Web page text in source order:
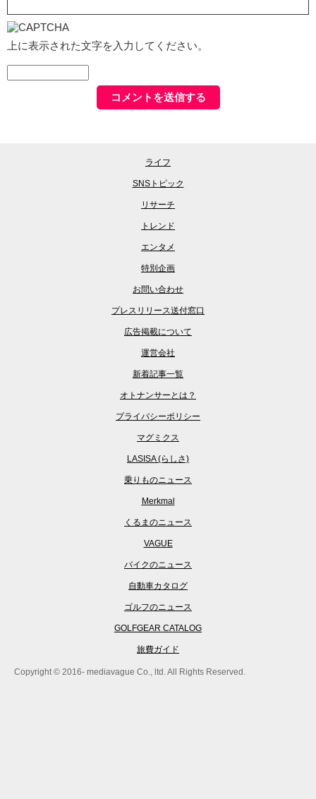
上に表示された文字を入力してください。
ライフ
SNSトピック
リサーチ
トレンド
エンタメ
特別企画
お問い合わせ
プレスリリース送付窓口
広告掲載について
運営会社
新着記事一覧
オトナンサーとは？
プライバシーポリシー
マグミクス
LASISA (らしさ)
乗りものニュース
Merkmal
くるまのニュース
VAGUE
バイクのニュース
自動車カタログ
ゴルフのニュース
GOLFGEAR CATALOG
旅費ガイド
Copyright © 2016- mediavague Co., ltd. All Rights Reserved.